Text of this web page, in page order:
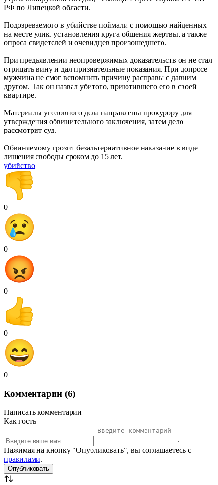
РФ по Липецкой области.
Подозреваемого в убийстве поймали с помощью найденных
на месте улик, установления круга общения жертвы, а также
опроса свидетелей и очевидцев произошедшего.
При предъявлении неопровержимых доказательств он не стал
отрицать вину и дал признательные показания. При допросе
мужчина не смог вспомнить причину расправы с давним
другом. Так он назвал убитого, приютившего его в своей
квартире.
Материалы уголовного дела направлены прокурору для
утверждения обвинительного заключения, затем дело
рассмотрит суд.
Обвиняемому грозит безальтернативное наказание в виде
лишения свободы сроком до 15 лет.
убийство
0
0
0
0
0
Комментарии (6)
Написать комментарий
Как гость
Нажимая на кнопку "Опубликовать", вы соглашаетесь с
правилами.